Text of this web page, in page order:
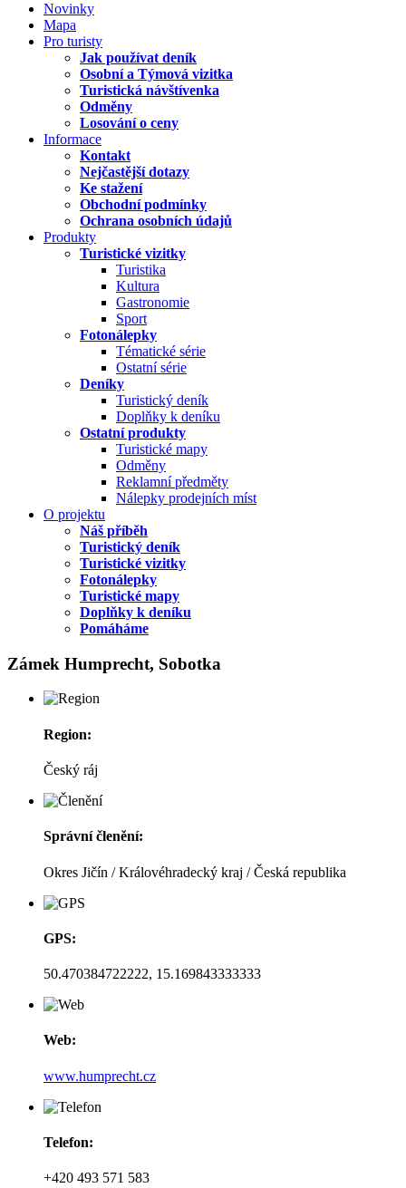
Novinky
Mapa
Pro turisty
Jak používat deník
Osobní a Týmová vizitka
Turistická návštívenka
Odměny
Losování o ceny
Informace
Kontakt
Nejčastější dotazy
Ke stažení
Obchodní podmínky
Ochrana osobních údajů
Produkty
Turistické vizitky
Turistika
Kultura
Gastronomie
Sport
Fotonálepky
Tématické série
Ostatní série
Deníky
Turistický deník
Doplňky k deníku
Ostatní produkty
Turistické mapy
Odměny
Reklamní předměty
Nálepky prodejních míst
O projektu
Náš příběh
Turistický deník
Turistické vizitky
Fotonálepky
Turistické mapy
Doplňky k deníku
Pomáháme
Zámek Humprecht, Sobotka
Region:
Český ráj
Správní členění:
Okres Jičín / Královéhradecký kraj / Česká republika
GPS:
50.470384722222, 15.169843333333
Web:
www.humprecht.cz
Telefon:
+420 493 571 583